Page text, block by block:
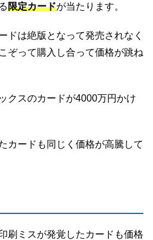
限定カードが当たります。
ドは絶版となって発売されなく
ぞって購入し合って価格が跳ね
クスのカードが4000万円かけ
カードも同じく価格が高騰して
刷ミスが発覚したカードも価格